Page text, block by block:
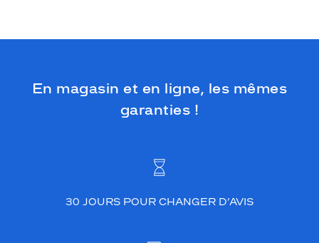
En magasin et en ligne, les mêmes
garanties !
30 JOURS POUR CHANGER D’AVIS